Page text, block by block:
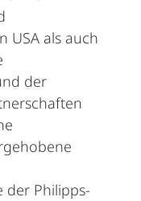
USA als auch
der
der Philipps-